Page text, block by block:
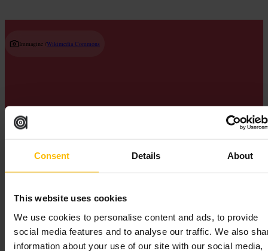
Consent Details About
This website uses cookies
We use cookies to personalise content and ads, to provide
social media features and to analyse our traffic. We also
information about your use of our site with our social media,
Immagine /Wikimedia Commons
Meridiano di Greenwich, perciò le piantagioni rispecchiano gli
emisferi: specie asiatiche a est e piante delle Americhe a ovest.
Canary Wharf Group